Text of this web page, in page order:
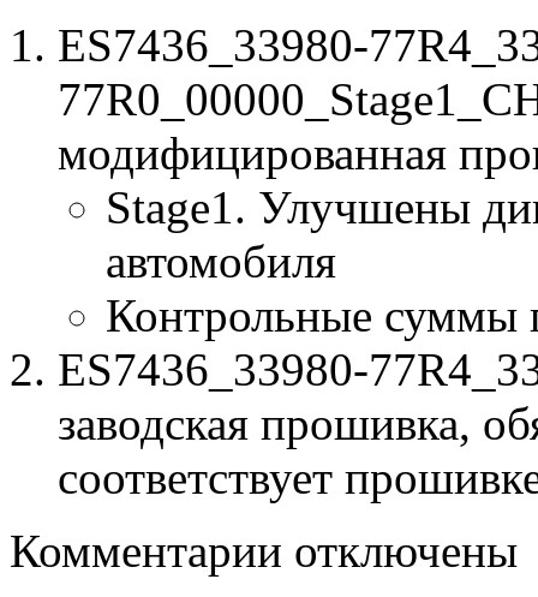
ES7436_33980-
модифицированная
Stage1. Улучшены
автомобиля
Контрольные суммы
ES7436_33980-
заводская прошивка,
соответствует
Комментарии записи
отключены